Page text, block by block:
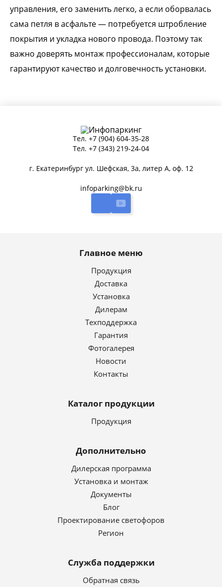
управления, его заменить легко, а если оборвалась
сама петля в асфальте — потребуется штробление
покрытия и укладка нового провода. Поэтому так
важно доверять монтаж профессионалам, которые
гарантируют качество и долговечность установки.
Тел. +7 (904) 604-35-28
Тел. +7 (343) 219-24-04
г. Екатеринбург ул. Шефская, 3а, литер А, оф. 12
infoparking@bk.ru
Главное меню
Продукция
Доставка
Установка
Дилерам
Техподдержка
Гарантия
Фотогалерея
Новости
Контакты
Каталог продукции
Продукция
Дополнительно
Дилерская программа
Установка и монтаж
Документы
Блог
Проектирование светофоров
Регион
Служба поддержки
Обратная связь